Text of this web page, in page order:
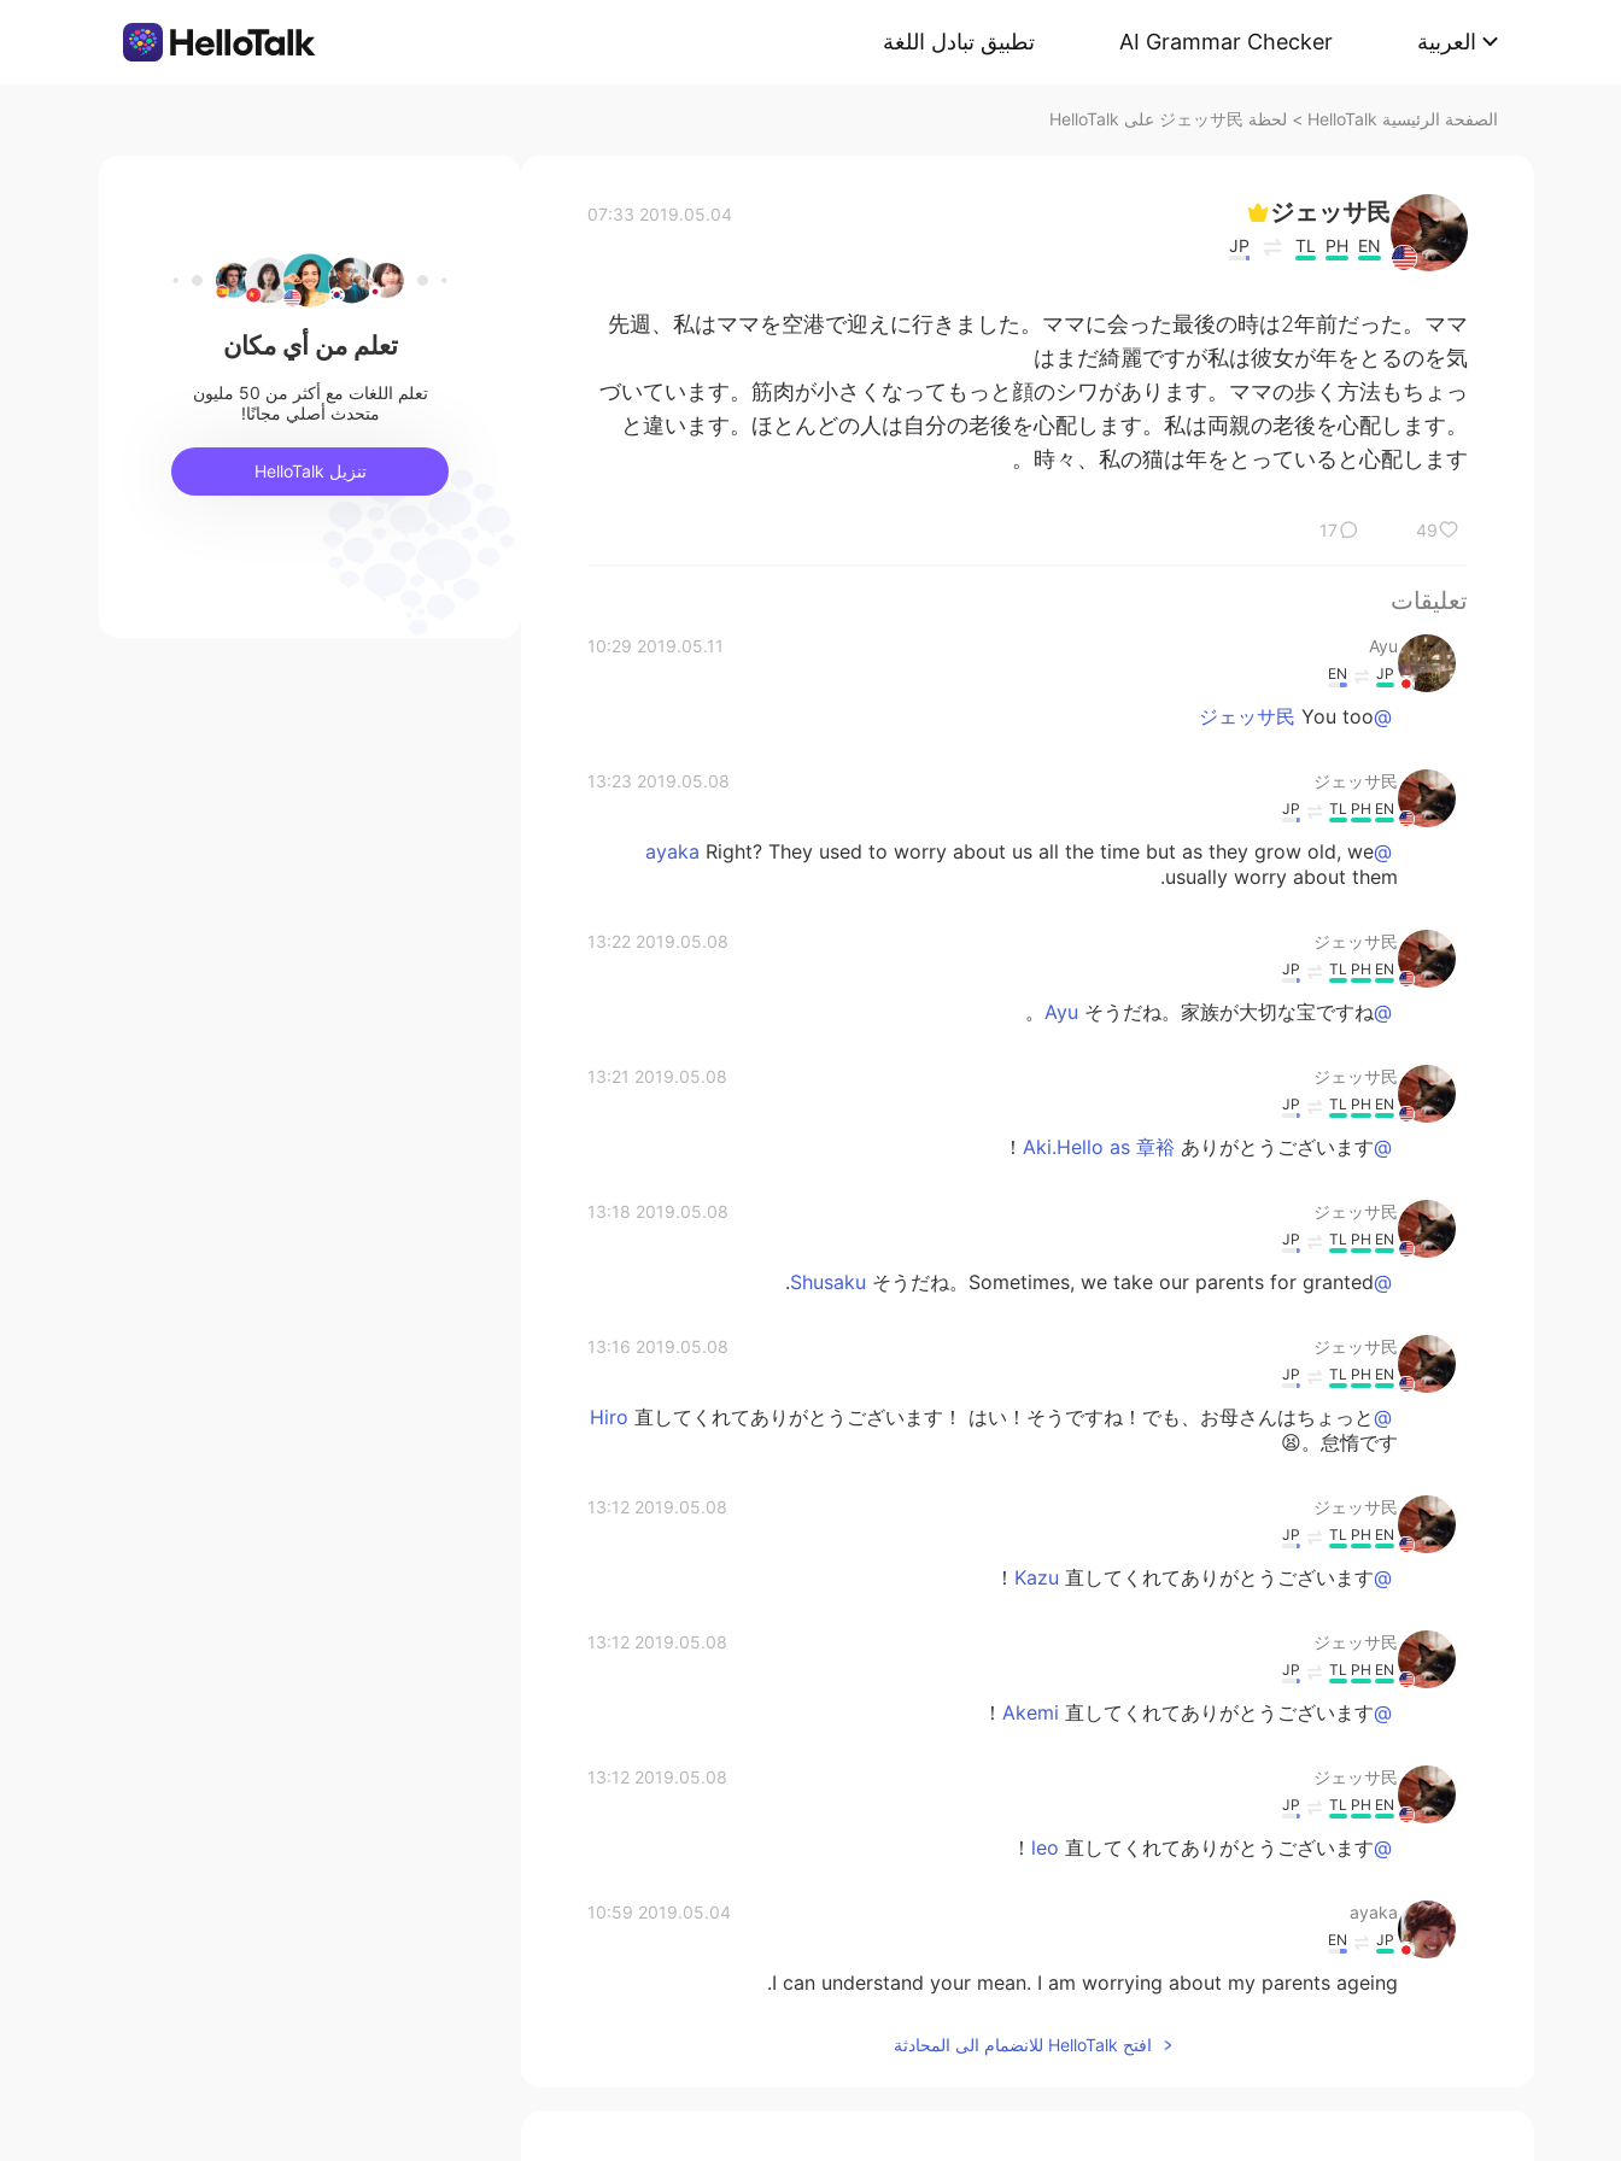
تطبيق تبادل اللغة AI Grammar Checker العربية
الصفحة الرئيسية HelloTalk > لحظة ジェッサ民 على HelloTalk
ジェッサ民
EN
PH
TL
JP
2019.05.04 07:33
先週、私はママを空港で迎えに行きました。ママに会った最後の時は2年前だった。ママ
はまだ綺麗ですが私は彼女が年をとるのを気
づいています。筋肉が小さくなってもっと顔のシワがあります。ママの歩く方法もちょっ
と違います。ほとんどの人は自分の老後を心配します。私は両親の老後を心配します。
時々、私の猫は年をとっていると心配します。
49
17
تعليقات
Ayu
2019.05.11 10:29
JP
EN
@ジェッサ民
You too
ジェッサ民
2019.05.08 13:23
EN
PH
TL
JP
@ayaka
Right? They used to worry about us all the time but as they grow old, we
usually worry about them.
ジェッサ民
2019.05.08 13:22
EN
PH
TL
JP
@Ayu
そうだね。家族が大切な宝ですね。
ジェッサ民
2019.05.08 13:21
EN
PH
TL
JP
@Aki.Hello as 章裕
ありがとうございます！
ジェッサ民
2019.05.08 13:18
EN
PH
TL
JP
@Shusaku
そうだね。Sometimes, we take our parents for granted.
ジェッサ民
2019.05.08 13:16
EN
PH
TL
JP
@Hiro
直してくれてありがとうございます！ はい！そうですね！でも、お母さんはちょっと
怠惰です。😫
ジェッサ民
2019.05.08 13:12
EN
PH
TL
JP
@Kazu
直してくれてありがとうございます！
ジェッサ民
2019.05.08 13:12
EN
PH
TL
JP
@Akemi
直してくれてありがとうございます！
ジェッサ民
2019.05.08 13:12
EN
PH
TL
JP
@leo
直してくれてありがとうございます！
ayaka
2019.05.04 10:59
JP
EN
I can understand your mean. I am worrying about my parents ageing.
افتح HelloTalk للانضمام الى المحادثة
تعلم من أي مكان
تعلم اللغات مع أكثر من 50 مليون
متحدث أصلي مجانًا!
تنزيل HelloTalk